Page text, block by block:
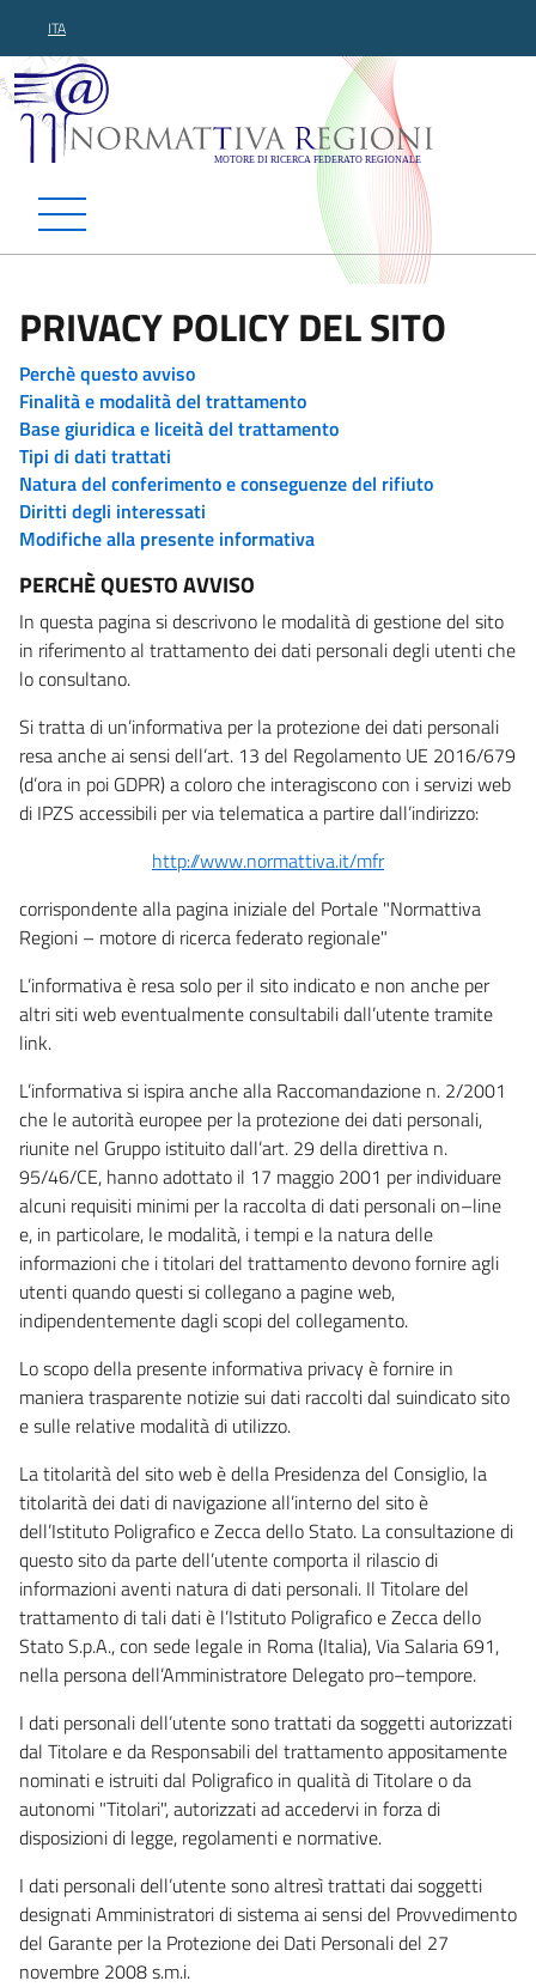
ITA
Normattiva Regioni -
PRIVACY POLICY DEL SITO
Perchè questo avviso
Finalità e modalità del trattamento
Base giuridica e liceità del trattamento
Tipi di dati trattati
Natura del conferimento e conseguenze del rifiuto
Diritti degli interessati
Modifiche alla presente informativa
PERCHÈ QUESTO AVVISO
In questa pagina si descrivono le modalità di gestione del sito
in riferimento al trattamento dei dati personali degli utenti che
lo consultano.
Si tratta di un’informativa per la protezione dei dati personali
resa anche ai sensi dell’art. 13 del Regolamento UE 2016/679
(d’ora in poi GDPR) a coloro che interagiscono con i servizi web
di IPZS accessibili per via telematica a partire dall’indirizzo:
http://www.normattiva.it/mfr
corrispondente alla pagina iniziale del Portale "Normattiva
Regioni – motore di ricerca federato regionale"
L’informativa è resa solo per il sito indicato e non anche per
altri siti web eventualmente consultabili dall’utente tramite
link.
L’informativa si ispira anche alla Raccomandazione n. 2/2001
che le autorità europee per la protezione dei dati personali,
riunite nel Gruppo istituito dall’art. 29 della direttiva n.
95/46/CE, hanno adottato il 17 maggio 2001 per individuare
alcuni requisiti minimi per la raccolta di dati personali on–line
e, in particolare, le modalità, i tempi e la natura delle
informazioni che i titolari del trattamento devono fornire agli
utenti quando questi si collegano a pagine web,
indipendentemente dagli scopi del collegamento.
Lo scopo della presente informativa privacy è fornire in
maniera trasparente notizie sui dati raccolti dal suindicato sito
e sulle relative modalità di utilizzo.
La titolarità del sito web è della Presidenza del Consiglio, la
titolarità dei dati di navigazione all’interno del sito è
dell’Istituto Poligrafico e Zecca dello Stato. La consultazione di
questo sito da parte dell’utente comporta il rilascio di
informazioni aventi natura di dati personali. Il Titolare del
trattamento di tali dati è l’Istituto Poligrafico e Zecca dello
Stato S.p.A., con sede legale in Roma (Italia), Via Salaria 691,
nella persona dell’Amministratore Delegato pro–tempore.
I dati personali dell’utente sono trattati da soggetti autorizzati
dal Titolare e da Responsabili del trattamento appositamente
nominati e istruiti dal Poligrafico in qualità di Titolare o da
autonomi "Titolari", autorizzati ad accedervi in forza di
disposizioni di legge, regolamenti e normative.
I dati personali dell’utente sono altresì trattati dai soggetti
designati Amministratori di sistema ai sensi del Provvedimento
del Garante per la Protezione dei Dati Personali del 27
novembre 2008 s.m.i.